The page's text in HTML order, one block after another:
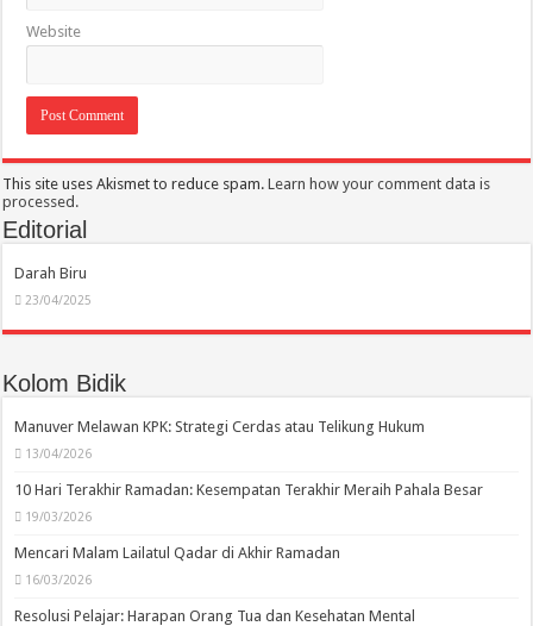
Website
This site uses Akismet to reduce spam.Learn how your comment data is
processed.
Editorial
Darah Biru
23/04/2025
Kolom Bidik
Manuver Melawan KPK: Strategi Cerdas atau Telikung Hukum
13/04/2026
10 Hari Terakhir Ramadan: Kesempatan Terakhir Meraih Pahala Besar
19/03/2026
Mencari Malam Lailatul Qadar di Akhir Ramadan
16/03/2026
Resolusi Pelajar: Harapan Orang Tua dan Kesehatan Mental